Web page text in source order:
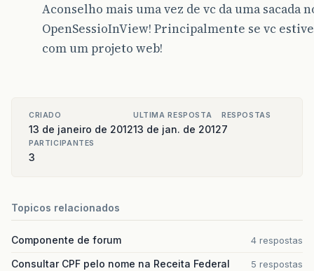
log.debug("BUSCA de quantidade
tx
session. beginTransaction
();
quantidade = query.list(). size();
} catch(Exception
session. close();
}
tx.commit
}
}
Aconselho mais uma vez de vc da uma sacada
OpenSessioInView! Principalmente se vc
com um projeto web!
CRIADO
13 de janeiro de 2012
ULTIMA RESPOSTA
13 de jan. de 2012
RESPOSTAS
7
PARTICIPANTES
3
Topicos relacionados
Componente de forum 4 respostas
Consultar CPF pelo nome na Receita Federal 5 respostas